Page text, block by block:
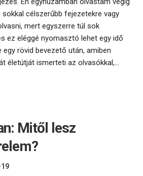
célszerűbb fejezetekre vagy
mert egyszerre túl sok
ez eléggé nyomasztó lehet egy idő
rövid bevezető után, amiben
életútját ismerteti az olvasókkal,...
Mitől lesz